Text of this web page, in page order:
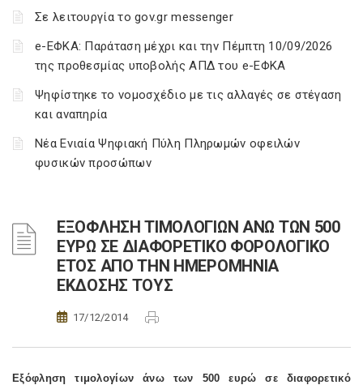
Σε λειτουργία το gov.gr messenger
e-ΕΦΚΑ: Παράταση μέχρι και την Πέμπτη 10/09/2026
της προθεσμίας υποβολής ΑΠΔ του e-ΕΦΚΑ
Ψηφίστηκε το νομοσχέδιο με τις αλλαγές σε στέγαση
και αναπηρία
Νέα Ενιαία Ψηφιακή Πύλη Πληρωμών οφειλών
φυσικών προσώπων
ΕΞΟΦΛΗΣΗ ΤΙΜΟΛΟΓΙΩΝ ΑΝΩ ΤΩΝ 500
ΕΥΡΩ ΣΕ ΔΙΑΦΟΡΕΤΙΚΟ ΦΟΡΟΛΟΓΙΚΟ
ΕΤΟΣ ΑΠΟ ΤΗΝ ΗΜΕΡΟΜΗΝΙΑ
ΕΚΔΟΣΗΣ ΤΟΥΣ
17/12/2014
Εξόφληση τιμολογίων άνω των 500 ευρώ σε διαφορετικό